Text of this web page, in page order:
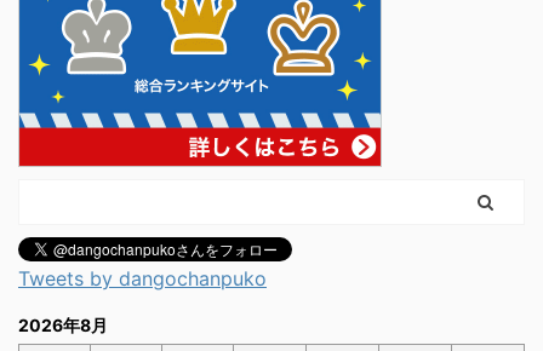
Tweets by dangochanpuko
2026年8月